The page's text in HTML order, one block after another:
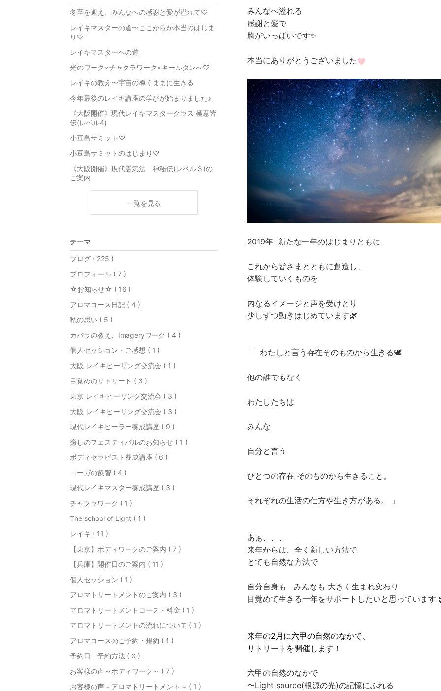
みんなへ溢れる
感謝と愛で
胸がいっぱいです✨
本当にありがとうございました
2019年 新たな一年のはじまりともに
これから皆さまとともに創造し、
体験していくものを
内なるイメージと声を受けとり
少しずつ動きはじめています🌿
「 わたしと言う存在そのものから生きる🕊️
他の誰でもなく
わたしたちは
みんな
自分と言う
ひとつの存在 そのものから生きること。
それぞれの生活の仕方や生き方がある。 」
あぁ、、、
来年からは、全く新しい方法で
とても自然な方法で
自分自身も みんなも 大きく生まれ変わり
目覚めて生きる一年をサポートしたいと思っています
来年の2月に六甲の自然のなかで、
リトリートを開催します！
六甲の自然のなかで
〜Light source(根源の光)の記憶にふれる
冬至を迎え、みんなへの感謝と愛が溢れて♡
レイキマスターの道〜ここからが本当のはじま
り♡
レイキマスターへの道
光のワーク×チャクラワーク×キールタンへ♡
レイキの教え〜宇宙の導くままに生きる
今年最後のレイキ講座の学びが始まりました♪
《大阪開催》現代レイキマスタークラス 極意皆
伝(レベル4)
小豆島サミット♡
小豆島サミットのはじまり♡
《大阪開催》現代霊気法 神秘伝(レベル３)の
ご案内
一覧を見る
テーマ
ブログ ( 225 )
プロフィール ( 7 )
☆お知らせ☆ ( 16 )
アロマコース日記 ( 4 )
私の思い ( 5 )
カバラの教え、Imageryワーク ( 4 )
個人セッション・ご感想 ( 1 )
大阪 レイキヒーリング交流会 ( 1 )
目覚めのリトリート ( 3 )
東京 レイキヒーリング交流会 ( 3 )
大阪 レイキヒーリング交流会 ( 3 )
現代レイキヒーラー養成講座 ( 9 )
癒しのフェスティバルのお知らせ ( 1 )
ボディセラピスト養成講座 ( 6 )
ヨーガの叡智 ( 4 )
現代レイキマスター養成講座 ( 3 )
チャクラワーク ( 1 )
The school of Light ( 1 )
レイキ ( 11 )
【東京】ボディワークのご案内 ( 7 )
【兵庫】開催日のご案内 ( 11 )
個人セッション ( 1 )
アロマトリートメントのご案内 ( 3 )
アロマトリートメントコース・料金 ( 1 )
アロマトリートメントの流れについて ( 1 )
アロマコースのご予約・規約 ( 1 )
予約日・予約方法 ( 6 )
お客様の声～ボディワーク～ ( 7 )
お客様の声～アロマトリートメント～ ( 1 )